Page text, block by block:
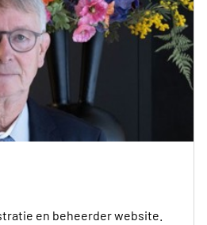
en beheerder website.